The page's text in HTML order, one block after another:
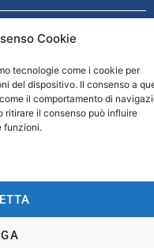
Cookie
tecnologie come i cookie per
del dispositivo. Il consenso a
il comportamento di
ritirare il consenso può influire
funzioni.
/Iveser Venezia